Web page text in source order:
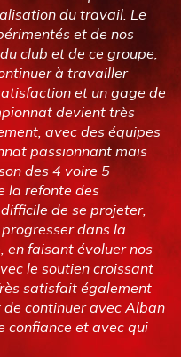
du travail. Le
et de nos
club et de ce groupe,
à travailler
et un gage de
devient très
avec des équipes
passionnant mais
des 4 voire 5
la refonte des
de se projeter,
dans la
en faisant évoluer nos
le soutien croissant
satisfait également
de continuer avec Alban
confiance et avec qui